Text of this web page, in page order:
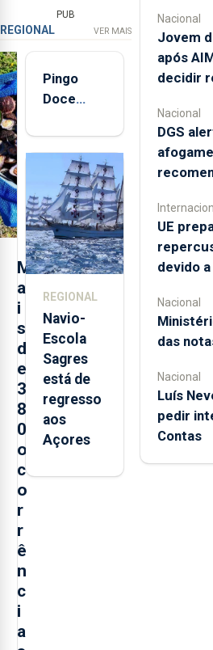
PUB
REGIONAL VER MAIS
M
a
i
s
d
e
3
8
0
o
c
o
r
r
ê
n
c
i
a
Pingo
Doce
quinta-
feira nova
loja em
São
Sebastião
e cria 30
postos de
REGIONAL
Navio-
Escola
Sagres
está de
regresso
aos
Açores
Nacional
Jovem
após
decidir
Nacional
DGS
UE
devido
Nacional
das
Nacional
Luís
pedir
Contas